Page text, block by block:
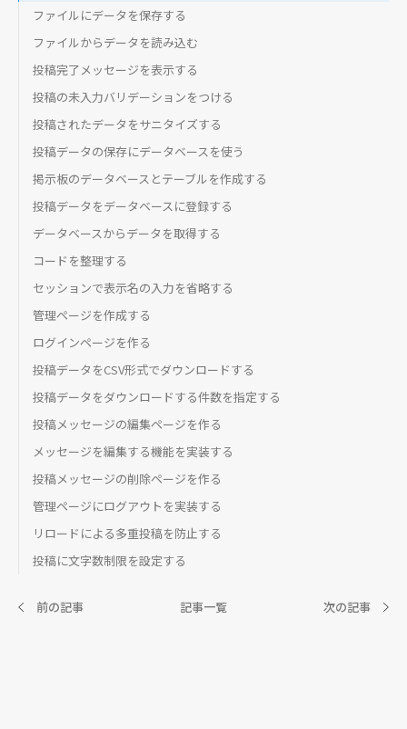
ファイルにデータを保存する
ファイルからデータを読み込む
投稿完了メッセージを表示する
投稿の未入力バリデーションをつける
投稿されたデータをサニタイズする
投稿データの保存にデータベースを使う
掲示板のデータベースとテーブルを作成する
投稿データをデータベースに登録する
データベースからデータを取得する
コードを整理する
セッションで表示名の入力を省略する
管理ページを作成する
ログインページを作る
投稿データをCSV形式でダウンロードする
投稿データをダウンロードする件数を指定する
投稿メッセージの編集ページを作る
メッセージを編集する機能を実装する
投稿メッセージの削除ページを作る
管理ページにログアウトを実装する
リロードによる多重投稿を防止する
投稿に文字数制限を設定する
前の記事 記事一覧 次の記事